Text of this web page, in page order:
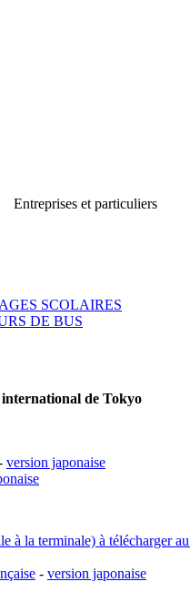
Entreprises et particuliers
SCOLAIRES
DE BUS
de Tokyo
version japonaise
à la terminale) à télécharger
- version japonaise